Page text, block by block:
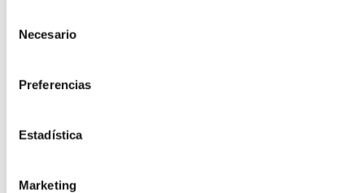
proporcionado o que hayan recopilado a partir del uso que
Necesario
Preferencias
Estadística
Marketing
Convocatorias